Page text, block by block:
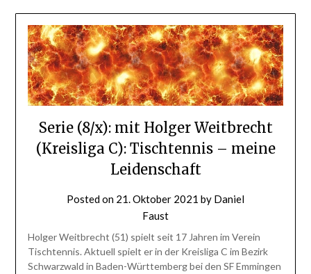
Serie (8/x): mit Holger Weitbrecht
(Kreisliga C): Tischtennis – meine
Leidenschaft
Posted on 21. Oktober 2021 by Daniel
Faust
Holger Weitbrecht (51) spielt seit 17 Jahren im Verein
Tischtennis. Aktuell spielt er in der Kreisliga C im Bezirk
Schwarzwald in Baden-Württemberg bei den SF Emmingen